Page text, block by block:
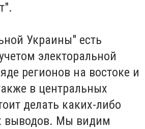
Украины" есть
электоральной
регионов на востоке и
в центральных
делать каких-либо
выводов. Мы видим